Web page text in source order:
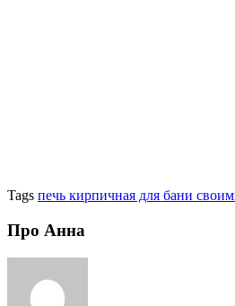
Tags печь кирпичная для бани
Про Анна